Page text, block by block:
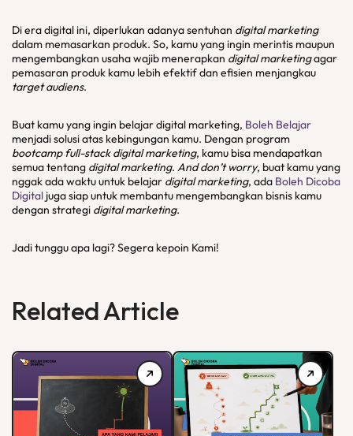
Di era digital ini, diperlukan adanya sentuhan digital marketing
dalam memasarkan produk. So, kamu yang ingin merintis maupun
mengembangkan usaha wajib menerapkan digital marketingagar
pemasaran produk kamu lebih efektif dan efisien menjangkau
target audiens.
Buat kamu yang ingin belajar digital marketing, Boleh Belajar
menjadi solusi atas kebingungan kamu. Dengan program
bootcamp full-stack digital marketing, kamu bisa mendapatkan
semua tentang digital marketing. And don’t worry, buat kamu yang
nggak ada waktu untuk belajar digital marketing, ada Boleh Dicoba
Digital juga siap untuk membantu mengembangkan bisnis kamu
dengan strategi digital marketing.
Jadi tunggu apa lagi? Segera kepoin Kami!
Related Article